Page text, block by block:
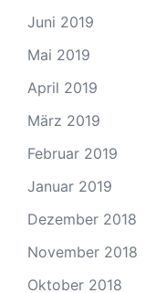
Juni 2019
Mai 2019
April 2019
März 2019
Februar 2019
Januar 2019
Dezember 2018
November 2018
Oktober 2018